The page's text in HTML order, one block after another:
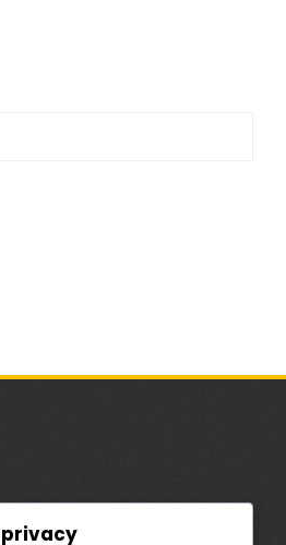
privacy